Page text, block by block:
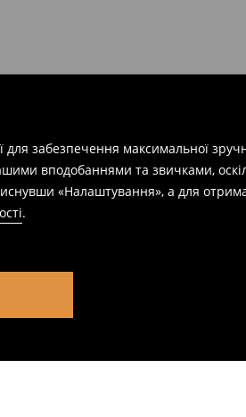
для забезпечення максимальної
вподобаннями та звичками,
«Налаштування», а для
.